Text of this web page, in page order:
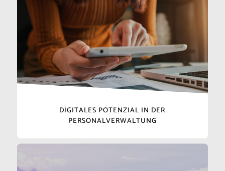
DIGITALES POTENZIAL IN DER
PERSONALVERWALTUNG